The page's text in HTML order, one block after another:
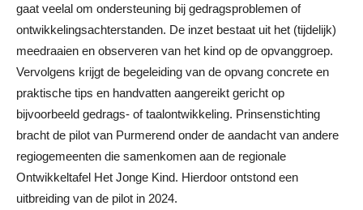
gaat veelal om ondersteuning bij gedragsproblemen of
ontwikkelingsachterstanden. De inzet bestaat uit het (tijdelijk)
meedraaien en observeren van het kind op de opvanggroep.
Vervolgens krijgt de begeleiding van de opvang concrete en
praktische tips en handvatten aangereikt gericht op
bijvoorbeeld gedrags- of taalontwikkeling. Prinsenstichting
bracht de pilot van Purmerend onder de aandacht van andere
regiogemeenten die samenkomen aan de regionale
Ontwikkeltafel Het Jonge Kind. Hierdoor ontstond een
uitbreiding van de pilot in 2024.